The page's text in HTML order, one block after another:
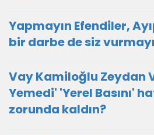
Yapmayın Efendiler,
bir darbe de siz
Vay Kamiloğlu Zeydan
Yemedi' 'Yerel Basını'
zorunda kaldın?